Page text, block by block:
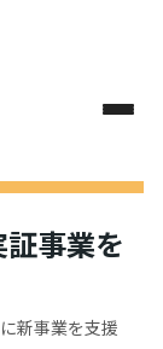
事業を
新事業を支援